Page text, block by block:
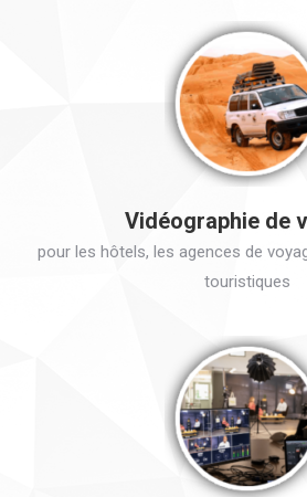
Vidéographie de
pour les hôtels, les agences de
touristiques